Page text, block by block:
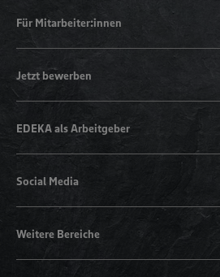
Für Mitarbeiter:innen
Jetzt bewerben
EDEKA als Arbeitgeber
Social Media
Weitere Bereiche